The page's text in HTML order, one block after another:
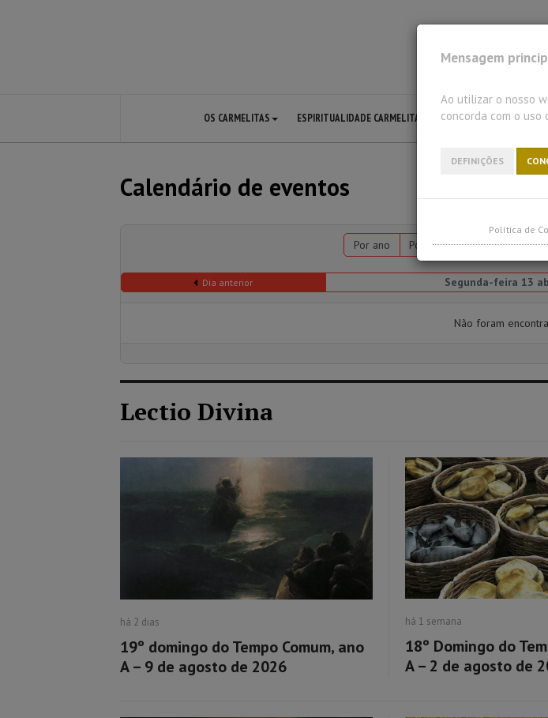
OS CARMELITAS ESPIRITUALIDADE CARMELITA LECTIO DIVINA
Calendário de eventos
Por ano Por mês Por semana
Dia anterior Segunda-feira 13
Não foram
Lectio Divina
há 2 dias
19º domingo do Tempo Comum, ano
A – 9 de agosto de 2026
há 1 semana
18º Domingo do
A – 2 de agosto de
Mensagem
Ao utilizar o nosso
concorda com o uso
DEFINIÇÕES
Política de